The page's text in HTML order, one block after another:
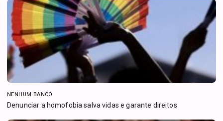
NENHUM BANCO
Denunciar a homofobia salva vidas e garante direitos